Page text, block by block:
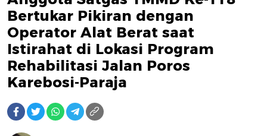
Bertukar Pikiran dengan
Operator Alat Berat saat
Istirahat di Lokasi Program
Rehabilitasi Jalan Poros
Karebosi-Paraja